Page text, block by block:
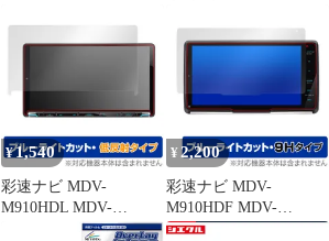
Eye Protector for アルパ
イン 液晶保護 目に優し
3.5mm 位相制御 0°/180°
対応 2.0ch 他社 ＋ 等
G2000Pro G2000 MR5
MR4MKII MR4 MR3
M60 M90 全系列 Edifier
Edi
¥1,540
彩速ナビ MDV-
M910HDL MDV-
M909HDL MDV-
¥ 2,200
彩速ナビ MDV-
M910HDF MDV-
M909HDF 保護フィル